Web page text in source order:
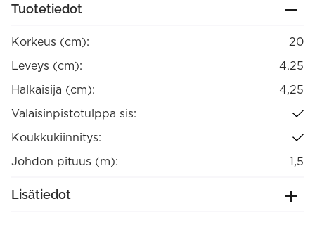
Tuotetiedot
Korkeus (cm):
20
Leveys (cm):
4.25
Halkaisija (cm):
4,25
Valaisinpistotulppa sis:
Koukkukiinnitys:
Johdon pituus (m):
1,5
Lisätiedot